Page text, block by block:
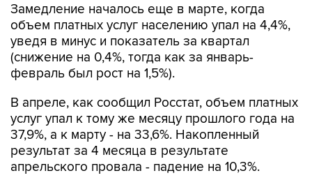
Замедление началось еще в марте, когда
объем платных услуг населению упал на 4,4%,
уведя в минус и показатель за квартал
(снижение на 0,4%, тогда как за январь-
февраль был рост на 1,5%).
В апреле, как сообщил Росстат, объем платных
услуг упал к тому же месяцу прошлого года на
37,9%, а к марту - на 33,6%. Накопленный
результат за 4 месяца в результате
апрельского провала - падение на 10,3%.